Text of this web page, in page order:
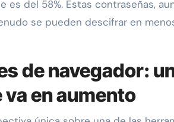
es del 58%. Estas contraseñas,
se pueden descifrar en
de navegador:
en aumento